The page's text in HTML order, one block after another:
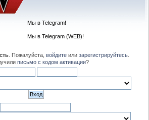
Мы в Telegram!
Мы в Telegram (WEB)!
. Пожалуйста, войдитеили зарегистрируйтесь.
письмо с кодом активации?